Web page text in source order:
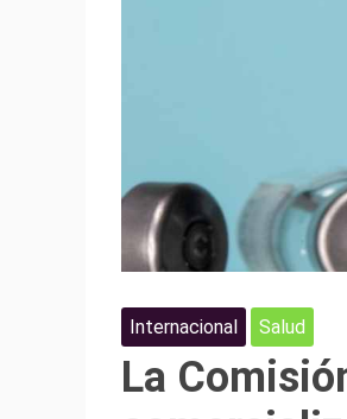
Internacional Salud
La